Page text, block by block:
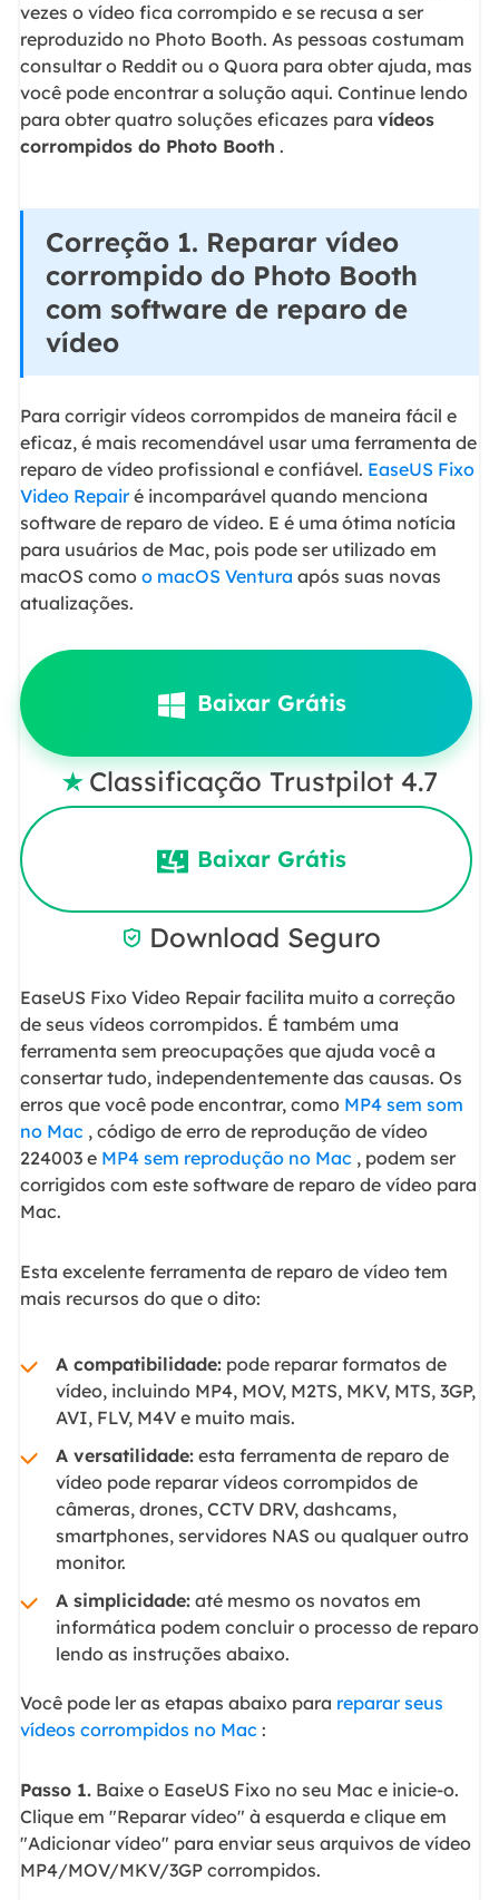
vezes o vídeo fica corrompido e se recusa a ser
reproduzido no Photo Booth. As pessoas costumam
consultar o Reddit ou o Quora para obter ajuda, mas
você pode encontrar a solução aqui. Continue lendo
para obter quatro soluções eficazes para vídeos
corrompidos do Photo Booth .
Correção 1. Reparar vídeo
corrompido do Photo Booth
com software de reparo de
vídeo
Para corrigir vídeos corrompidos de maneira fácil e
eficaz, é mais recomendável usar uma ferramenta de
reparo de vídeo profissional e confiável. EaseUS Fixo
Video Repairé incomparável quando menciona
software de reparo de vídeo. E é uma ótima notícia
para usuários de Mac, pois pode ser utilizado em
macOS como o macOS Ventura após suas novas
atualizações.
Baixar Grátis
 Classificação Trustpilot 4.7
Baixar Grátis
 Download Seguro
EaseUS Fixo Video Repair facilita muito a correção
de seus vídeos corrompidos. É também uma
ferramenta sem preocupações que ajuda você a
consertar tudo, independentemente das causas. Os
erros que você pode encontrar, como MP4 sem som
no Mac , código de erro de reprodução de vídeo
224003 e MP4 sem reprodução no Mac , podem ser
corrigidos com este software de reparo de vídeo para
Mac.
Esta excelente ferramenta de reparo de vídeo tem
mais recursos do que o dito:
A compatibilidade:pode reparar formatos de
vídeo, incluindo MP4, MOV, M2TS, MKV, MTS, 3GP,
AVI, FLV, M4V e muito mais.
A versatilidade:esta ferramenta de reparo de
vídeo pode reparar vídeos corrompidos de
câmeras, drones, CCTV DRV, dashcams,
smartphones, servidores NAS ou qualquer outro
monitor.
A simplicidade:até mesmo os novatos em
informática podem concluir o processo de reparo
lendo as instruções abaixo.
Você pode ler as etapas abaixo para reparar seus
vídeos corrompidos no Mac :
Passo 1.Baixe o EaseUS Fixo no seu Mac e inicie-o.
Clique em "Reparar vídeo" à esquerda e clique em
"Adicionar vídeo" para enviar seus arquivos de vídeo
MP4/MOV/MKV/3GP corrompidos.